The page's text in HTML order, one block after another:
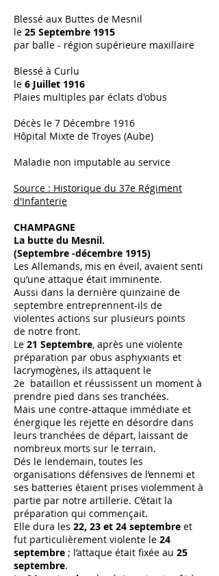
Blessé aux Buttes de Mesnil
le 25 Septembre 1915
par balle - région supérieure maxillaire
Blessé à Curlu
le 6 Juillet 1916
Plaies multiples par éclats d'obus
Décès le 7 Décembre 1916
Hôpital Mixte de Troyes (Aube)
Maladie non imputable au service
Source : Historique du 37e Régiment
d'Infanterie
CHAMPAGNE
La butte du Mesnil.
(Septembre -décembre 1915)
Les Allemands, mis en éveil, avaient senti
qu’une attaque était imminente.
Aussi dans la dernière quinzaine de
septembre entreprennent-ils de
violentes actions sur plusieurs points
de notre front.
Le 21 Septembre, après une violente
préparation par obus asphyxiants et
lacrymogènes, ils attaquent le
2e bataillon et réussissent un moment à
prendre pied dans ses tranchées.
Mais une contre-attaque immédiate et
énergique les rejette en désordre dans
leurs tranchées de départ, laissant de
nombreux morts sur le terrain.
Dés le lendemain, toutes les
organisations défensives de l’ennemi et
ses batteries étaient prises violemment à
partie par notre artillerie. C’était la
préparation qui commençait.
Elle dura les 22, 23 et 24 septembre et
fut particulièrement violente le 24
septembre ; l’attaque était fixée au 25
septembre.